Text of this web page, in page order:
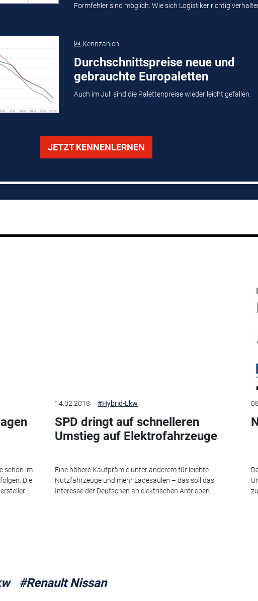
Formfehler sind möglich. Wie sich Logistiker richtig
Kennzahlen
Durchschnittspreise neue und
gebrauchte Europaletten
Auch im Juli sind die Palettenpreise wieder leicht gefallen.
JETZT KENNENLERNEN
schon im
Die
14.02.2018 #Hybrid-Lkw
SPD dringt auf schnelleren
Umstieg auf Elektrofahrzeuge
Eine höhere Kaufprämie unter anderem für leichte
Nutzfahrzeuge und mehr Ladesäulen – das soll das
Interesse der Deutschen an elektrischen Antrieben...
#Renault Nissan